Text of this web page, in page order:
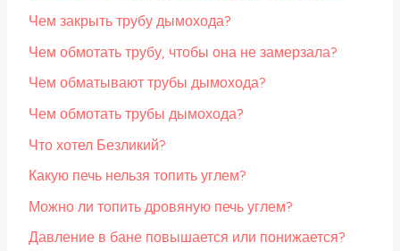
Чем закрыть трубу дымохода?
Чем обмотать трубу, чтобы она не замерзала?
Чем обматывают трубы дымохода?
Чем обмотать трубы дымохода?
Что хотел Безликий?
Какую печь нельзя топить углем?
Можно ли топить дровяную печь углем?
Давление в бане повышается или понижается?